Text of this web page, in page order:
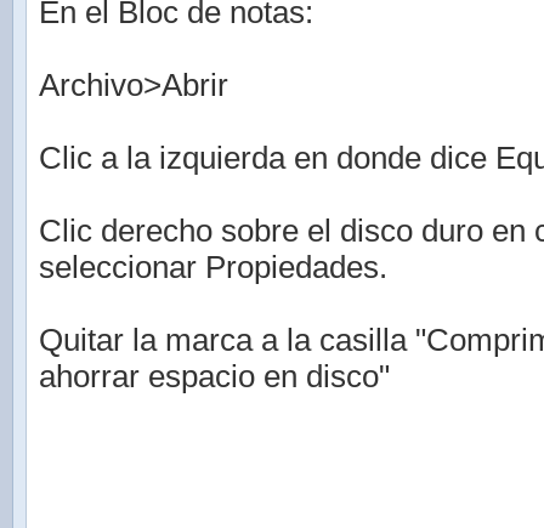
En el Bloc de notas:
Archivo>Abrir
Clic a la izquierda en donde dice
Clic derecho sobre el disco duro en
seleccionar Propiedades.
Quitar la marca a la casilla
ahorrar espacio en disco"